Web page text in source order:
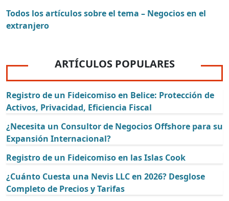
Todos los artículos sobre el tema – Negocios en el
extranjero
ARTÍCULOS POPULARES
Registro de un Fideicomiso en Belice: Protección de
Activos, Privacidad, Eficiencia Fiscal
¿Necesita un Consultor de Negocios Offshore para su
Expansión Internacional?
Registro de un Fideicomiso en las Islas Cook
¿Cuánto Cuesta una Nevis LLC en 2026? Desglose
Completo de Precios y Tarifas